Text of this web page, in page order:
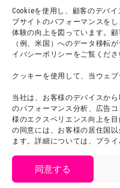
Cookieを使用し、顧客のデバ
ブサイトのパフォーマンスを
体験の向上を図っています。
（例、米国）へのデータ移転
イバシーポリシーをご覧くださ
クッキーを使用して、当ウェ
当社は、お客様のデバイスか
のパフォーマンス分析、広告
様のエクスペリエンス向上を
の同意には、お客様の居住国
ます。詳細については、プラ
同意する
団体利用について
お問い合わせ
利用規約
プライバシーポリシー
プレスリリース